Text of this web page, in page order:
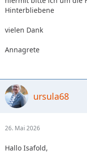
Hinterbliebene
vielen Dank
Annagrete
ursula68
26. Mai 2026
Hallo Isafold,